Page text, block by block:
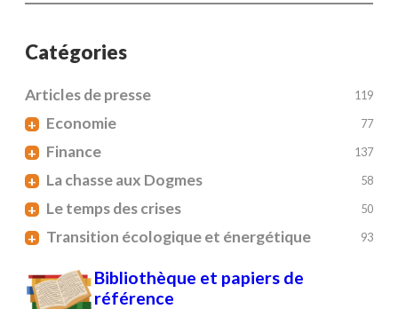
Catégories
Articles de presse 119
+ Economie 77
+ Finance 137
+ La chasse aux Dogmes 58
+ Le temps des crises 50
+ Transition écologique et énergétique 93
Bibliothèque et papiers de
référence